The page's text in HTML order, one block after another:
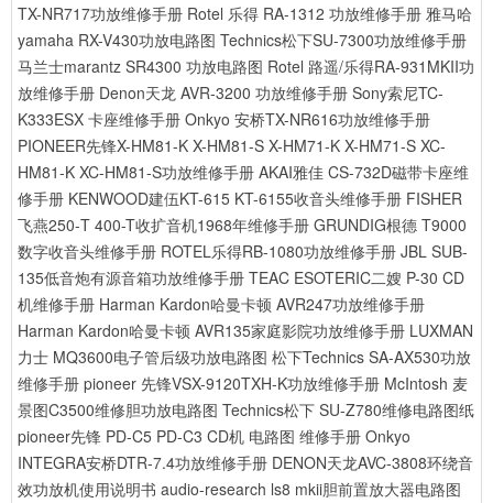
TX-NR717功放维修手册 Rotel 乐得 RA-1312 功放维修手册 雅马哈
yamaha RX-V430功放电路图 Technics松下SU-7300功放维修手册
马兰士marantz SR4300 功放电路图 Rotel 路遥/乐得RA-931MKII功
放维修手册 Denon天龙 AVR-3200 功放维修手册 Sony索尼TC-
K333ESX 卡座维修手册 Onkyo 安桥TX-NR616功放维修手册
PIONEER先锋X-HM81-K X-HM81-S X-HM71-K X-HM71-S XC-
HM81-K XC-HM81-S功放维修手册 AKAI雅佳 CS-732D磁带卡座维
修手册 KENWOOD建伍KT-615 KT-6155收音头维修手册 FISHER
飞燕250-T 400-T收扩音机1968年维修手册 GRUNDIG根德 T9000
数字收音头维修手册 ROTEL乐得RB-1080功放维修手册 JBL SUB-
135低音炮有源音箱功放维修手册 TEAC ESOTERIC二嫂 P-30 CD
机维修手册 Harman Kardon哈曼卡顿 AVR247功放维修手册
Harman Kardon哈曼卡顿 AVR135家庭影院功放维修手册 LUXMAN
力士 MQ3600电子管后级功放电路图 松下Technics SA-AX530功放
维修手册 pioneer 先锋VSX-9120TXH-K功放维修手册 McIntosh 麦
景图C3500维修胆功放电路图 Technics松下 SU-Z780维修电路图纸
pioneer先锋 PD-C5 PD-C3 CD机 电路图 维修手册 Onkyo
INTEGRA安桥DTR-7.4功放维修手册 DENON天龙AVC-3808环绕音
效功放机使用说明书 audio-research ls8 mkii胆前置放大器电路图